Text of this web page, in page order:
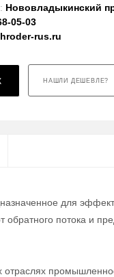
Нововладыкинский
05-03
rus.ru
НАШЛИ ДЕШЕВЛЕ?
для
потока и